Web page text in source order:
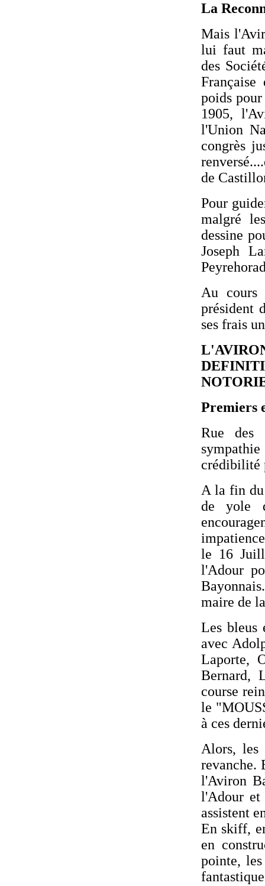
La
Mais
lui faut
des
poids
1905,
l'Union
congrès
de
Pour
malgré
dessine
Joseph
Au
président
ses frais
Premiers
Rue des
crédibilité
A la fin du
de yole
le 16
l'Adour
maire de
Les bleus
avec
Laporte,
Bernard,
course
le
à ces
Alors, les
revanche.
l'Aviron
l'Adour et
assistent
En skiff,
en
pointe,